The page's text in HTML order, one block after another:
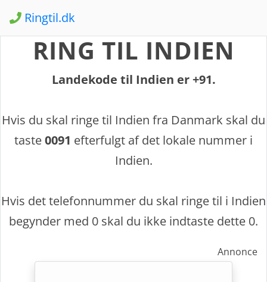
Ringtil.dk
RING TIL INDIEN
Landekode til Indien er +91.
Hvis du skal ringe til Indien fra Danmark skal du
taste0091 efterfulgt af det lokale nummer i
Indien.
Hvis det telefonnummer du skal ringe til i Indien
begynder med 0 skal du ikke indtaste dette 0.
Annonce